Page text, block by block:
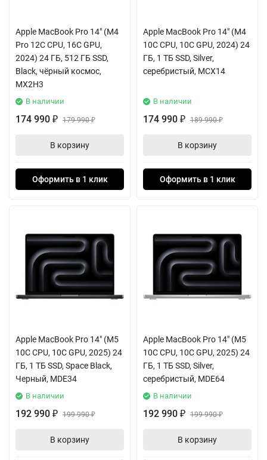
Apple MacBook Pro 14" (M4
Pro 12C CPU, 16C GPU,
2024) 24 ГБ, 512 ГБ SSD,
Black, чёрный космос,
MX2H3
В наличии
174 990 ₽ 179 990₽
В корзину
Оформить в 1 клик
Apple MacBook Pro 14" (M4
10C CPU, 10C GPU, 2024) 24
ГБ, 1 ТБ SSD, Silver,
серебристый, MCX14
В наличии
174 990 ₽ 189 990₽
В корзину
Оформить в 1 клик
Apple MacBook Pro 14" (M5
10C CPU, 10C GPU, 2025) 24
ГБ, 1 ТБ SSD, Space Black,
Черный, MDE34
В наличии
192 990 ₽ 199 990₽
В корзину
Apple MacBook Pro 14" (M5
10C CPU, 10C GPU, 2025) 24
ГБ, 1 ТБ SSD, Silver,
серебристый, MDE64
В наличии
192 990 ₽ 199 990₽
В корзину